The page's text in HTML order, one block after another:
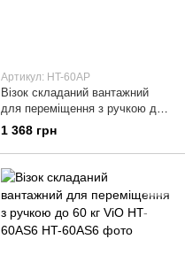
Артикул: HT-60AP
Візок складаний вантажний
для переміщення з ручкою до
60 кг ViO HT-60AP
1 368 грн